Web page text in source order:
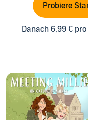
Probiere
Danach 6,99 €